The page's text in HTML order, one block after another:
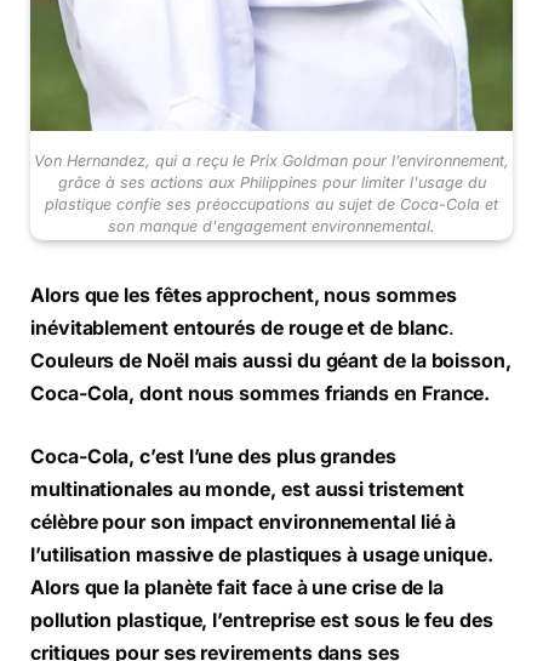
Von Hernandez, qui a reçu le Prix Goldman pour l’environnement,
grâce à ses actions aux Philippines pour limiter l'usage du
plastique confie ses préoccupations au sujet de Coca-Cola et
son manque d'engagement environnemental.
Alors que les fêtes approchent, nous sommes
inévitablement entourés de rouge et de blanc.
Couleurs de Noël mais aussi du géant de la boisson,
Coca-Cola, dont nous sommes friands en France.
Coca-Cola, c’est l’une des plus grandes
multinationales au monde, est aussi tristement
célèbre pour son impact environnemental lié à
l’utilisation massive de plastiques à usage unique.
Alors que la planète fait face à une crise de la
pollution plastique, l’entreprise est sous le feu des
critiques pour ses revirements dans ses